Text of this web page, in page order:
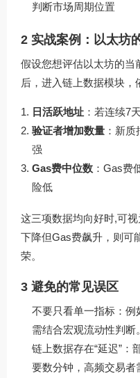
判断市场周期位置
2 实战案例：以太坊
假设您想评估以太坊的当
后，进入链上数据模块，
日活跃地址 ：若连续7
验证者增加数量 ：新
强
Gas费中位数 ：Gas费
险低
这三项数据均向好时,可
下降但Gas费飙升，则可
荣。
3 避免的常见误区
不要只看单一指标：例
需结合宏观流动性判断。
链上数据存在“延迟”：
要数分钟，高频交易者